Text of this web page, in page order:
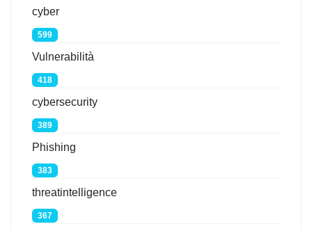
cyber
599
Vulnerabilità
418
cybersecurity
389
Phishing
383
threatintelligence
367